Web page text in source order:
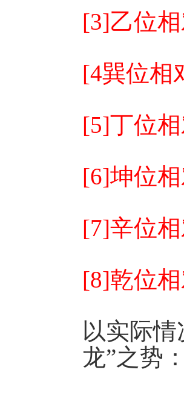
[3]乙位
[4巽位
[5]丁位
[6]坤位
[7]辛位
[8]乾位
以实际
龙”之势